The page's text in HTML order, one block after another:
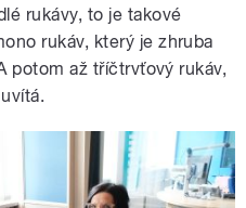
rukávy, to je takové
rukáv, který je zhruba
potom až tříčtrvťový rukáv,